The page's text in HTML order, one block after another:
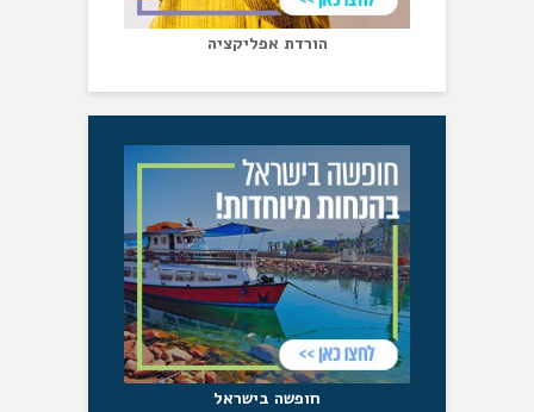
הורדת אפליקציה
חופשה בישראל